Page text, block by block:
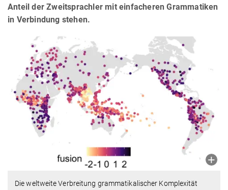
Anteil der Zweitsprachler mit einfacheren Grammatiken
in Verbindung stehen.
Die weltweite Verbreitung grammatikalischer Komplexität